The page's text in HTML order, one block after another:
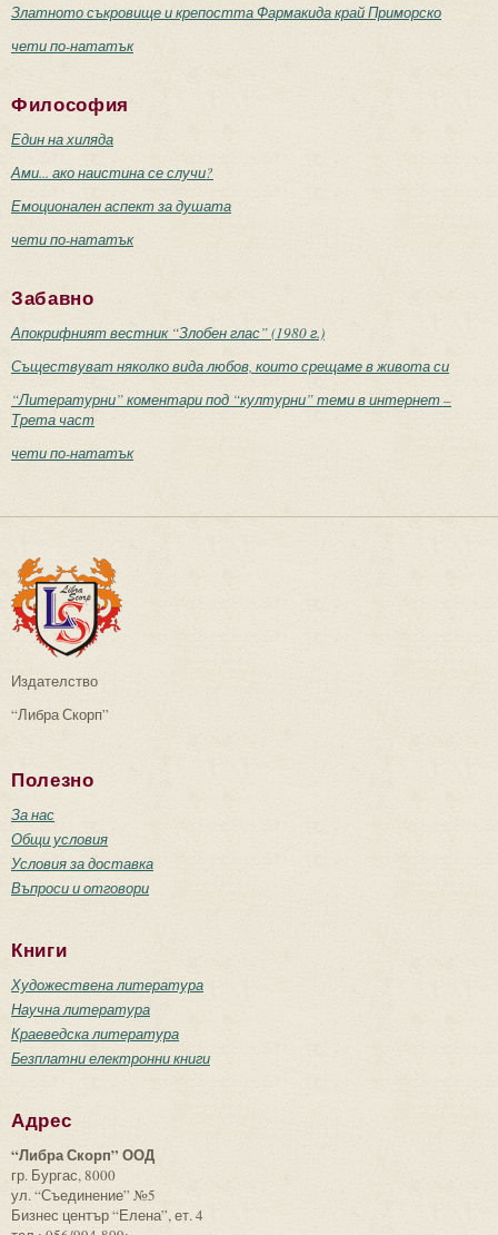
Златното съкровище и крепостта Фармакида край Приморско
чети по-нататък
Философия
Един на хиляда
Ами... ако наистина се случи?
Емоционален аспект за душата
чети по-нататък
Забавно
Апокрифният вестник “Злобен глас” (1980 г.)
Съществуват няколко вида любов, които срещаме в живота си
“Литературни” коментари под “културни” теми в интернет –
Трета част
чети по-нататък
Издателство
“Либра Скорп”
Полезно
За нас
Общи условия
Условия за доставка
Въпроси и отговори
Книги
Художествена литература
Научна литература
Краеведска литература
Безплатни електронни книги
Адрес
“Либра Скорп” ООД
гр. Бургас, 8000
ул. “Съединение” №5
Бизнес център “Елена”, ет. 4